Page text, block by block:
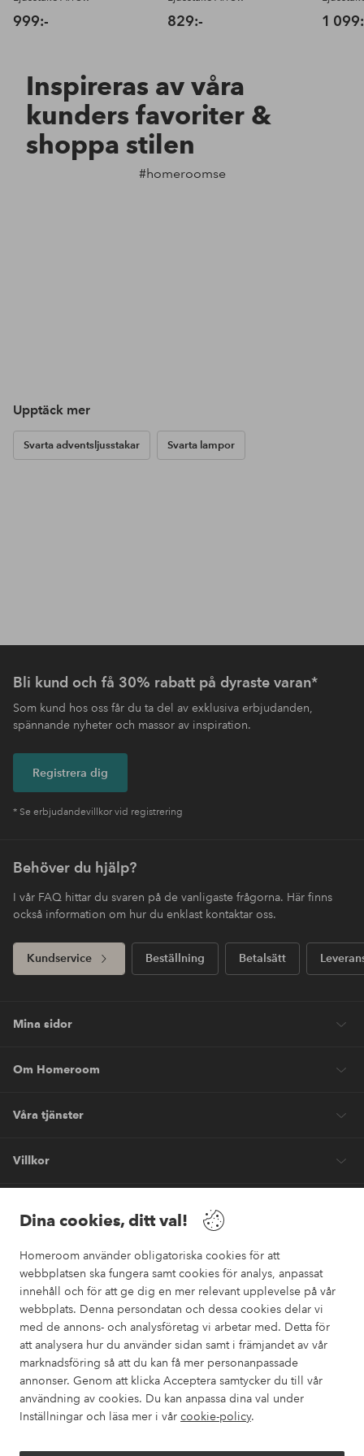
Dina cookies, ditt val!
Homeroom använder obligatoriska cookies för att
webbplatsen ska fungera samt cookies för analys, anpassat
innehåll och för att ge dig en mer relevant upplevelse på vår
webbplats. Denna persondatan och dessa cookies delar vi
med de annons- och analysföretag vi arbetar med. Detta för
att analysera hur du använder sidan samt i främjandet av vår
marknadsföring så att du kan få mer personanpassade
annonser. Genom att klicka Acceptera samtycker du till vår
användning av cookies. Du kan anpassa dina val under
Inställningar och läsa mer i vår cookie-policy.
999:- 829:- 1
Inspireras av våra
kunders favoriter &
shoppa stilen
#homeroomse
Upptäck mer
Svarta adventsljusstakar Svarta lampor
Bli kund och få 30% rabatt på dyraste varan*
Som kund hos oss får du ta del av exklusiva erbjudanden,
spännande nyheter och massor av inspiration.
Registrera dig
* Se erbjudandevillkor vid registrering
Behöver du hjälp?
I vår FAQ hittar du svaren på de vanligaste frågorna. Här finns
också information om hur du enklast kontaktar oss.
Kundservice Beställning Betalsätt
Mina sidor
Om Homeroom
Våra tjänster
Villkor
Säkra betalningar
Vill du veta mer om våra betalalternativ ?
elpy